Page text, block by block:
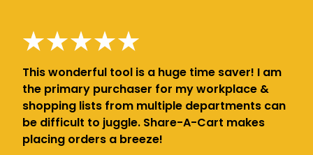
This wonderful tool is a huge time saver! I am
the primary purchaser for my workplace &
shopping lists from multiple departments can
be difficult to juggle. Share-A-Cart makes
placing orders a breeze!